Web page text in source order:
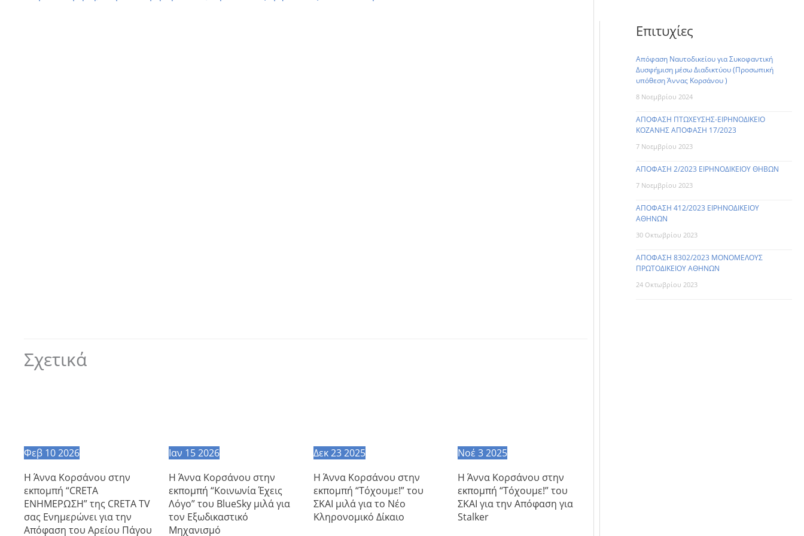
Σχετικά
Φεβ 102026
Η Άννα Κορσάνου στην
εκπομπή “CRETA
ΕΝΗΜΕΡΩΣΗ” της CRETA TV
σας Ενημερώνει για την
Απόφαση του Αρείου Πάγου
Ιαν 152026
Η Άννα Κορσάνου στην
εκπομπή “Κοινωνία Έχεις
Λόγο” του BlueSky μιλά για
τον Εξωδικαστικό
Μηχανισμό
Δεκ 23 2025
Η Άννα Κορσάνου στην
εκπομπή “Τόχουμε!” του
ΣΚΑΙ μιλά για το Νέο
Κληρονομικό Δίκαιο
Νοέ 32025
Η Άννα Κορσάνου στην
εκπομπή “Τόχουμε!” του
ΣΚΑΙ για την Απόφαση για
Stalker
Επιτυχίες
Απόφαση Ναυτοδικείου για Συκοφαντική
Δυσφήμιση μέσω Διαδικτύου (Προσωπική
υπόθεση Άννας Κορσάνου )
8 Νοεμβρίου 2024
ΑΠΟΦΑΣΗ ΠΤΩΧΕΥΣΗΣ-ΕΙΡΗΝΟΔΙΚΕΙΟ
ΚΟΖΑΝΗΣ ΑΠΟΦΑΣΗ 17/2023
7 Νοεμβρίου 2023
ΑΠΟΦΑΣΗ 2/2023 ΕΙΡΗΝΟΔΙΚΕΙΟΥ ΘΗΒΩΝ
7 Νοεμβρίου 2023
ΑΠΟΦΑΣΗ 412/2023 ΕΙΡΗΝΟΔΙΚΕΙΟΥ
ΑΘΗΝΩΝ
30 Οκτωβρίου 2023
ΑΠΟΦΑΣΗ 8302/2023 ΜΟΝΟΜΕΛΟΥΣ
ΠΡΩΤΟΔΙΚΕΙΟΥ ΑΘΗΝΩΝ
24 Οκτωβρίου 2023